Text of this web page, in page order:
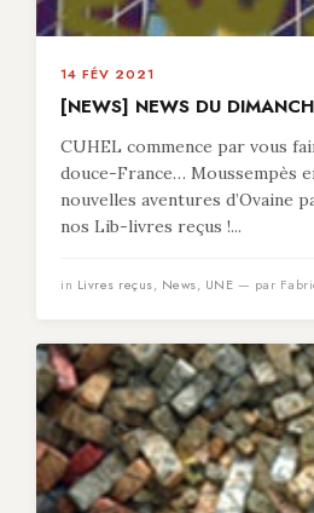
14 FÉV 2021
[NEWS] NEWS DU
CUHEL commence par vous
douce-France… Moussempès
nouvelles aventures d’Ovaine
nos Lib-livres reçus !...
in Livres reçus, News, UNE — par